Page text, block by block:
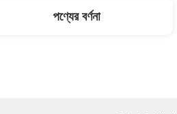
পণ্যের বর্ণনা